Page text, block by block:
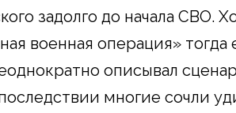
задолго до начала СВО.
военная операция»
описывал
многие сочли